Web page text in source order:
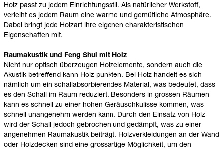
Holz passt zu jedem Einrichtungsstil. Als natürlicher Werkstoff,
verleiht es jedem Raum eine warme und gemütliche Atmosphäre.
Dabei bringt jede Holzart ihre eigenen charakteristischen
Eigenschaften mit.
Raumakustik und Feng Shui mit Holz
Nicht nur optisch überzeugen Holzelemente, sondern auch die
Akustik betreffend kann Holz punkten. Bei Holz handelt es sich
nämlich um ein schallabsorbierendes Material, was bedeutet, dass
es den Schall im Raum reduziert. Besonders in grossen Räumen
kann es schnell zu einer hohen Geräuschkulisse kommen, was
schnell unangenehm werden kann. Durch den Einsatz von Holz
wird der Schall jedoch gebrochen und gedämpft, was zu einer
angenehmen Raumakustik beiträgt. Holzverkleidungen an der Wand
oder Holzdecken sind eine grossartige Möglichkeit, um den